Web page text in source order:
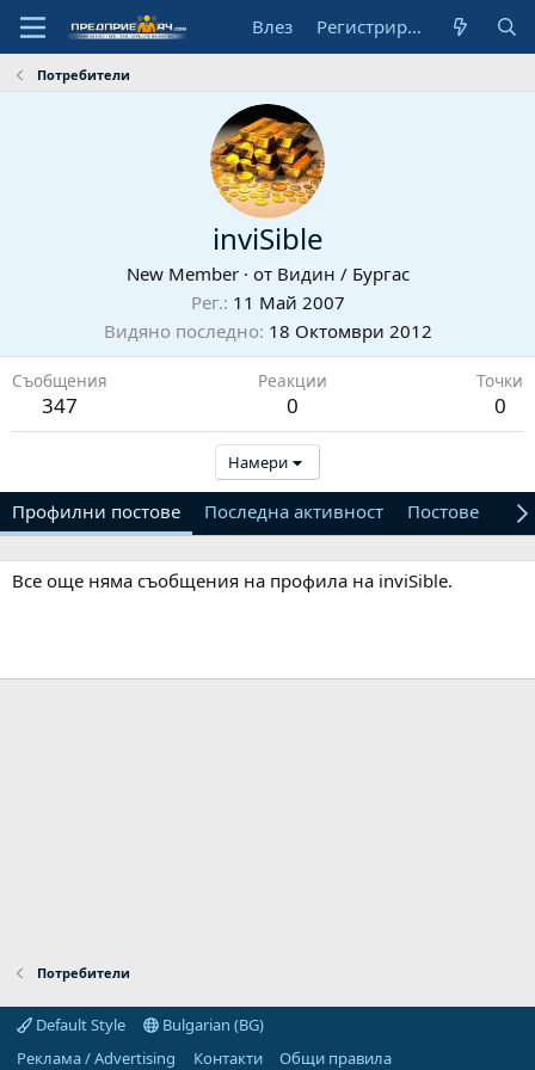
Влез Регистрирай се
Потребители
inviSible
New Member · от Видин / Бургас
Рег. 11 Май 2007
Видяно последно 18 Октомври 2012
Съобщения
347
Реакции
0
Точки
0
Намери
Профилни постове Последна активност Постове
Все още няма съобщения на профила на inviSible.
Потребители
Default Style
Bulgarian (BG)
Реклама / Advertising
Контакти
Общи правила